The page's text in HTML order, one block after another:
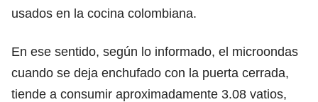
usados en la cocina colombiana.
En ese sentido, según lo informado, el microondas
cuando se deja enchufado con la puerta cerrada,
tiende a consumir aproximadamente 3.08 vatios,